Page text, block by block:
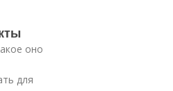
оно
для